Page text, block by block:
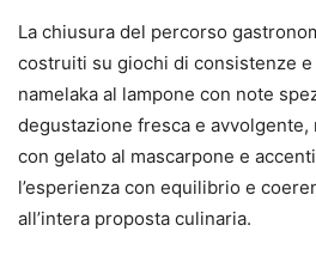
La chiusura del percorso
costruiti su giochi di consistenze
namelaka al lampone con note
degustazione fresca e
con gelato al mascarpone e
l’esperienza con equilibrio e
all’intera proposta culinaria.